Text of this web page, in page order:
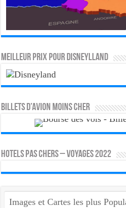
MEILLEUR PRIX POUR DISNEYLLAND
Billets d’avion moins cher
HOTELS PAS CHERS – VOYAGES 2022
Images et Cartes les plus